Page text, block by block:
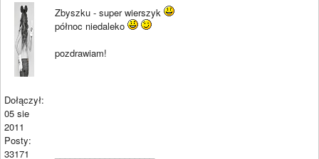
Dołączył:
05 sie
2011
Posty:
33171
Zbyszku - super wierszyk
północ niedaleko
pozdrawiam!